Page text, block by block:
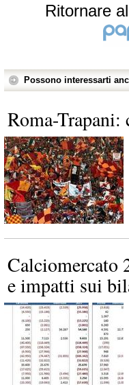
Ritornare
Possono interessarti
Roma-
Calciomercato
e impatti sui